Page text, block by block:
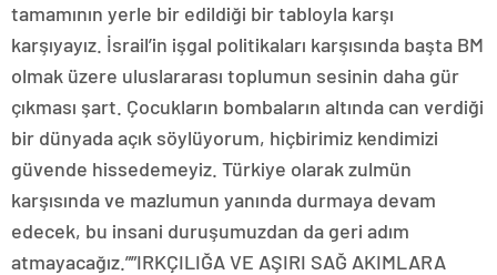
tamamının yerle bir edildiği bir tabloyla karşı
karşıyayız. İsrail’in işgal politikaları karşısında başta BM
olmak üzere uluslararası toplumun sesinin daha gür
çıkması şart. Çocukların bombaların altında can verdiği
bir dünyada açık söylüyorum, hiçbirimiz kendimizi
güvende hissedemeyiz. Türkiye olarak zulmün
karşısında ve mazlumun yanında durmaya devam
edecek, bu insani duruşumuzdan da geri adım
atmayacağız.””IRKÇILIĞA VE AŞIRI SAĞ AKIMLARA